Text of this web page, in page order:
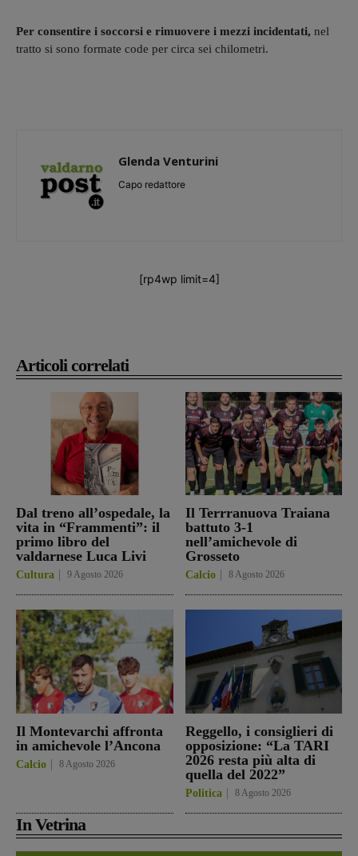
Articoli correlati
Dal treno all’ospedale, la
vita in “Frammenti”: il
primo libro del
valdarnese Luca Livi
Cultura 9 Agosto 2026
Il Terrranuova Traiana
battuto 3-1
nell’amichevole di
Grosseto
Calcio 8 Agosto 2026
Il Montevarchi affronta
in amichevole l’Ancona
Calcio 8 Agosto 2026
Reggello, i consiglieri di
opposizione: “La TARI
2026 resta più alta di
quella del 2022”
Politica 8 Agosto 2026
In Vetrina
Per consentire i soccorsi e rimuovere i mezzi incidentati, nel
tratto si sono formate code per circa sei chilometri.
Glenda Venturini
Capo redattore
[rp4wp limit=4]